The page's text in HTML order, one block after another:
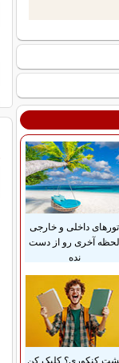
تورهای داخلی و خارجی
لحظه آخری رو از دست
نده
کنکوری؟ کلیک کن